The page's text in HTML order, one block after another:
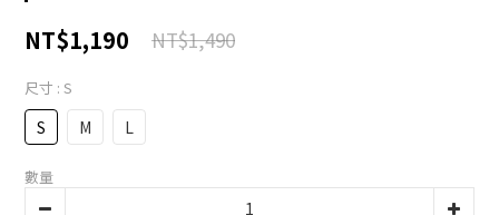
NT$1,190 NT$1,490
尺寸 : S
S M L
數量